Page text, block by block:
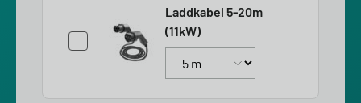
Laddkabel 5-20m
(11kW)